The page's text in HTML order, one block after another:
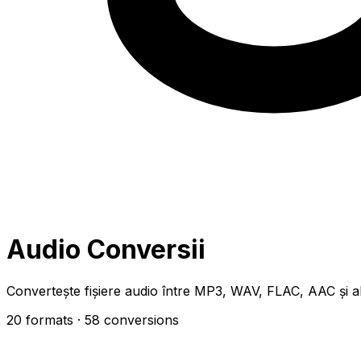
Audio Conversii
Convertește fișiere audio între MP3, WAV, FLAC, AAC și
20 formats · 58 conversions